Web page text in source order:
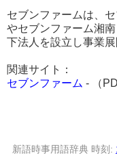
セブンファームは、
やセブンファーム湘
下法人を設立し事業展
関連サイト：
セブンファーム - （
新語時事用語辞典 時刻: